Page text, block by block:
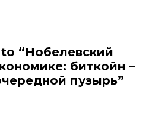
“Нобелевский
биткойн –
пузырь”